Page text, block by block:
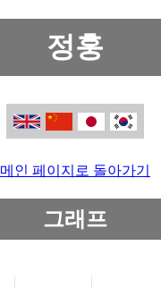
정훙
메인 페이지로 돌아가기
그래프